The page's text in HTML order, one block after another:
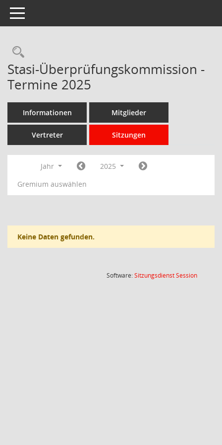
Toggle navigation
Rechercheauswahl
Stasi-Überprüfungskommission -
Termine 2025
Informationen Mitglieder
Vertreter Sitzungen
Jahr
2025
Gremium auswählen
Keine Daten gefunden.
Software:SitzungsdienstSession(Wird in